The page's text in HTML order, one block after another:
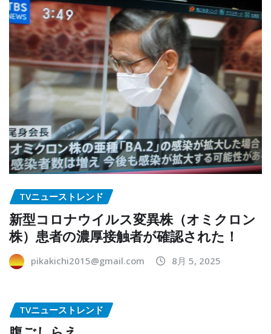
TVニューストレンド
新型コロナウイルス変異株（オミクロン
株）患者の濃厚接触者が確認された！
pikakichi2015@gmail.com 8月 5, 2025
TVニューストレンド